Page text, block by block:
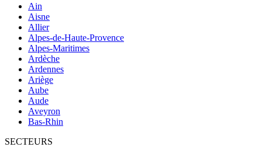
Ain
Aisne
Allier
Alpes-de-Haute-Provence
Alpes-Maritimes
Ardèche
Ardennes
Ariège
Aube
Aude
Aveyron
Bas-Rhin
SECTEURS